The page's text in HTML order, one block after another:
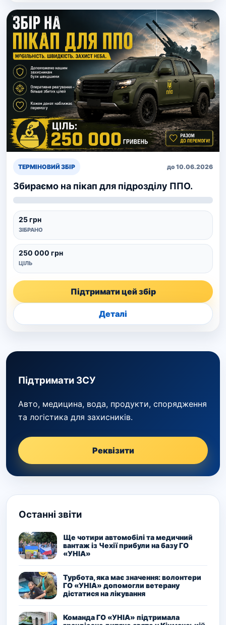
ТЕРМІНОВИЙ ЗБІР до 10.06.2026
Збираємо на пікап для підрозділу ППО.
25 грн
ЗІБРАНО
250 000 грн
ЦІЛЬ
Підтримати цей збір
Деталі
Підтримати ЗСУ
Авто, медицина, вода, продукти, спорядження
та логістика для захисників.
Реквізити
Останні звіти
Ще чотири автомобілі та медичний
вантаж із Чехії прибули на базу ГО
«УНІА»
Турбота, яка має значення: волонтери
ГО «УНІА» допомогли ветерану
дістатися на лікування
Команда ГО «УНІА» підтримала